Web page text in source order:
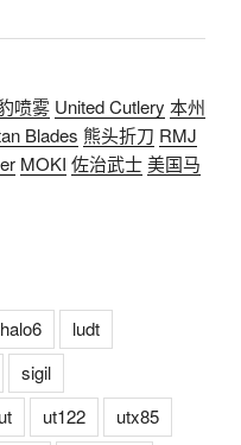
喷雾 United Cutlery 本州
Blades 熊头折刀 RMJ
MOKI 佐治武士美国马
halo6
ludt
sigil
ut ut122
utx85